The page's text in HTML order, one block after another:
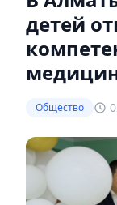
детей
Общество